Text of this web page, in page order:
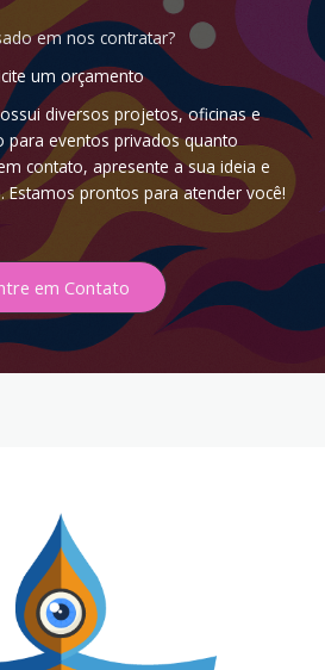
em nos contratar?
um orçamento
diversos projetos, oficinas e
para eventos privados quanto
contato, apresente a sua ideia e
Estamos prontos para atender você!
em Contato